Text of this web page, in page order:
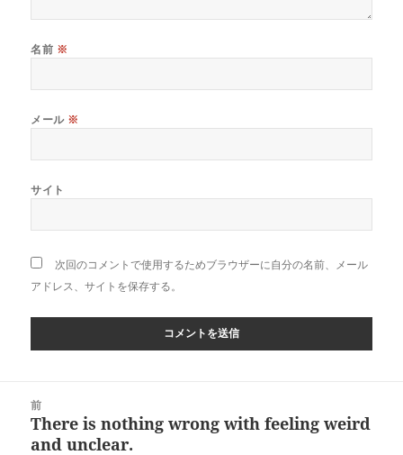
名前 ※
メール ※
サイト
次回のコメントで使用するためブラウザーに自分の名前、メール
アドレス、サイトを保存する。
前
前
の
There is nothing wrong with feeling weird
and unclear.